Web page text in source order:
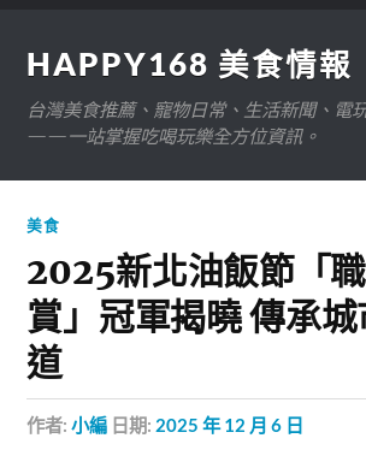
HAPPY168 美食情報
台灣美食推薦、寵物日常、生活新聞、電
——一站掌握吃喝玩樂全方位資訊。
美食
2025新北油飯節「
賞」冠軍揭曉 傳承
道
作者:小編 日期: 2025 年 12 月 6 日